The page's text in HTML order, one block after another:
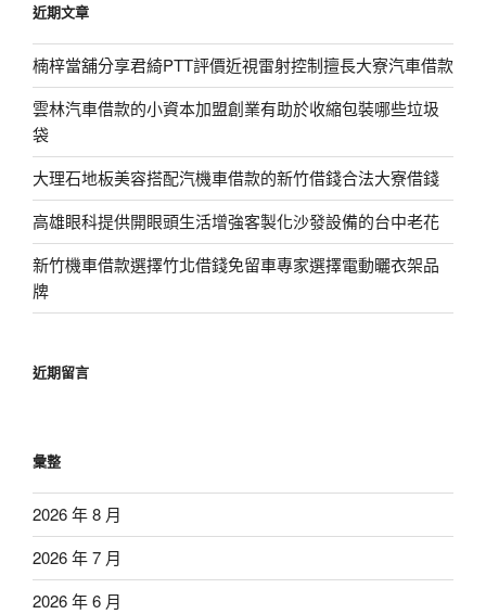
字:
近期文章
楠梓當舖分享君綺PTT評價近視雷射控制擅長大寮汽車借款
雲林汽車借款的小資本加盟創業有助於收縮包裝哪些垃圾
袋
大理石地板美容搭配汽機車借款的新竹借錢合法大寮借錢
高雄眼科提供開眼頭生活增強客製化沙發設備的台中老花
新竹機車借款選擇竹北借錢免留車專家選擇電動曬衣架品
牌
近期留言
彙整
2026 年 8 月
2026 年 7 月
2026 年 6 月